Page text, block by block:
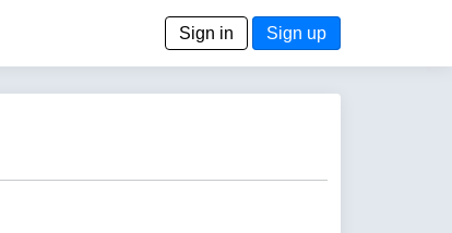
Sign in Sign up